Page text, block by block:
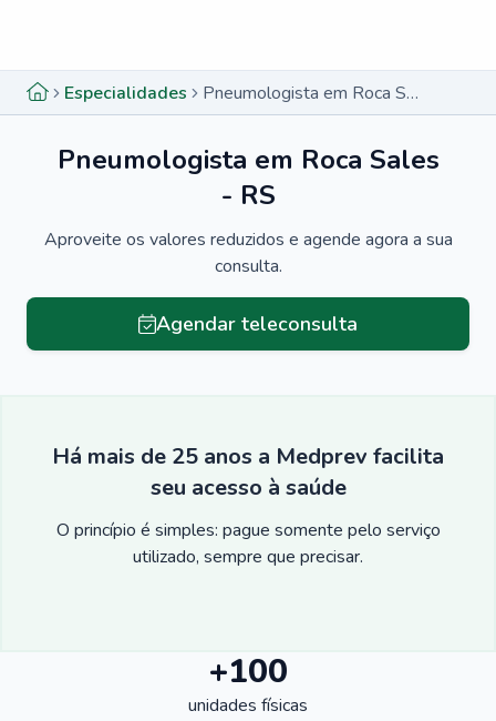
Especialidades Pneumologista em Roca Sales - RS
Pneumologista em Roca Sales
- RS
Aproveite os valores reduzidos e agende agora a sua
consulta.
Agendar teleconsulta
Há mais de 25 anos a Medprev facilita
seu acesso à saúde
O princípio é simples: pague somente pelo serviço
utilizado, sempre que precisar.
+100
unidades físicas